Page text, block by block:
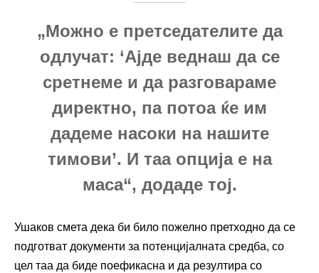
„Можно е претседателите да
одлучат: ‘Ајде веднаш да се
сретнеме и да разговараме
директно, па потоа ќе им
дадеме насоки на нашите
тимови’. И таа опција е на
маса“, додаде тој.
Ушаков смета дека би било пожелно претходно да се
подготват документи за потенцијалната средба, со
цел таа да биде поефикасна и да резултира со